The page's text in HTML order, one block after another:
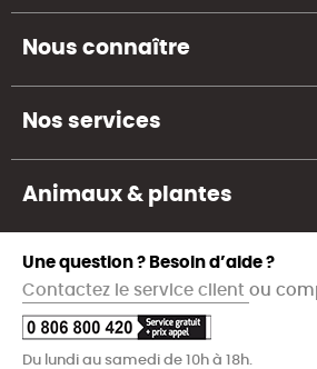
Nous connaître
Nos services
Animaux & plantes
Une question ? Besoin d’aide ?
Contactez le service client ou
Du lundi au samedi de 10h à 18h.